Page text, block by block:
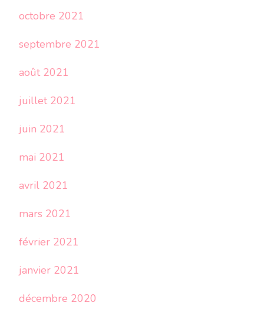
octobre 2021
septembre 2021
août 2021
juillet 2021
juin 2021
mai 2021
avril 2021
mars 2021
février 2021
janvier 2021
décembre 2020